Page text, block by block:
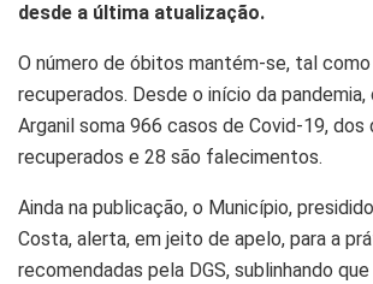
desde a última atualização.
O número de óbitos mantém-se, tal
recuperados. Desde o início da
Arganil soma 966 casos de Covid-19, dos
recuperados e 28 são falecimentos.
Ainda na publicação, o Município,
Costa, alerta, em jeito de apelo, para a
recomendadas pela DGS, sublinhando que